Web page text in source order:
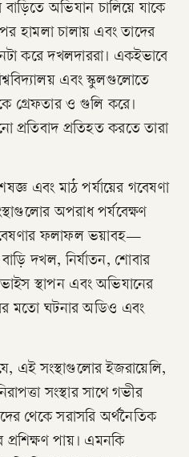
বাড়িতে অভিযান চালিয়ে যাকে
হামলা চালায় এবং তাদের
করে দখলদাররা। একইভাবে
এবং স্কুলগুলোতে
গ্রেফতার ও গুলি করে।
প্রতিবাদ প্রতিহত করতে তারা
এবং মাঠ পর্যায়ের গবেষণা
অপরাধ পর্যবেক্ষণ
ফলাফল ভয়াবহ—
দখল, নির্যাতন, শোবার
স্থাপন এবং অভিযানের
মতো ঘটনার অডিও এবং
এই সংস্থাগুলোর ইজরায়েলি,
সংস্থার সাথে গভীর
থেকে সরাসরি অর্থনৈতিক
পায়। এমনকি